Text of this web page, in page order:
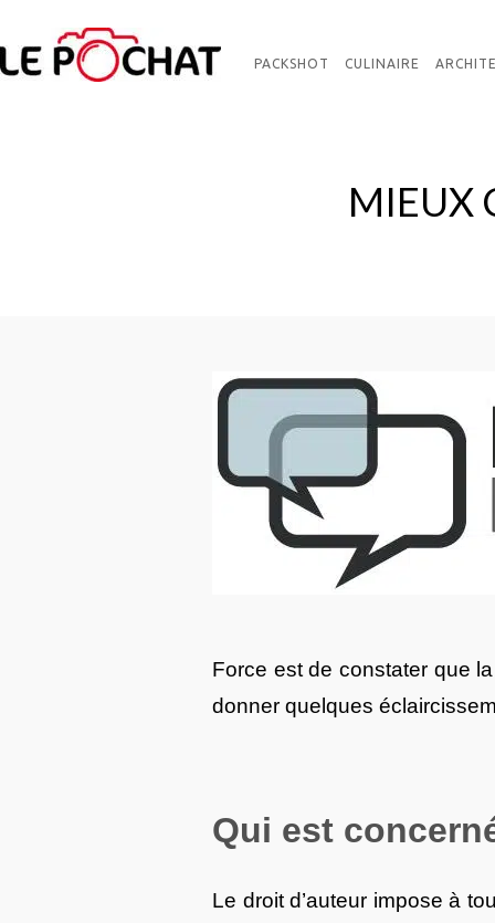
PACKSHOT CULINAIRE
MIEUX
Force est de constater que
donner quelques
Qui est
Le droit d’auteur impose à